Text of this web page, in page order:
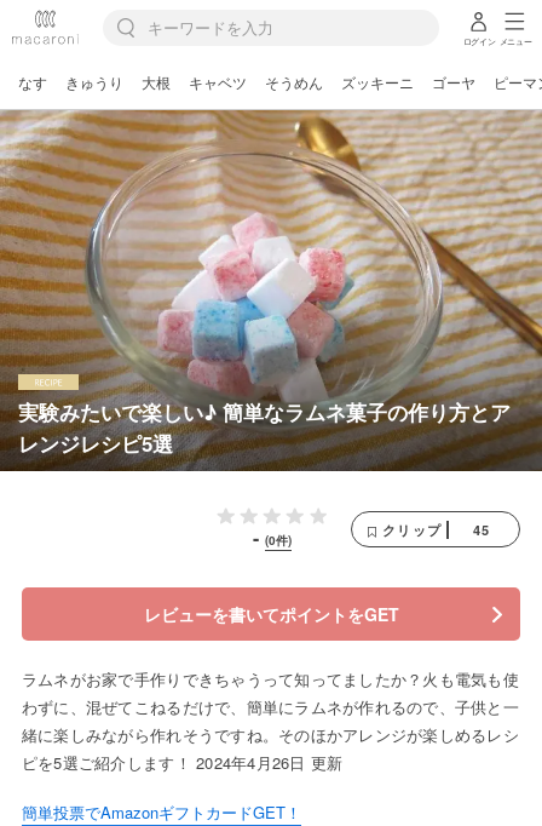
ログイン メニュー
なす きゅうり 大根 キャベツ そうめん ズッキーニ ゴーヤ ピーマ
実験みたいで楽しい♪ 簡単なラムネ菓子の作り方とア
レンジレシピ5選
- (0件)
クリップ 45
レビューを書いてポイントをGET
ラムネがお家で手作りできちゃうって知ってましたか？火も電気も使
わずに、混ぜてこねるだけで、簡単にラムネが作れるので、子供と一
緒に楽しみながら作れそうですね。そのほかアレンジが楽しめるレシ
ピを5選ご紹介します！ 2024年4月26日 更新
簡単投票でAmazonギフトカードGET！